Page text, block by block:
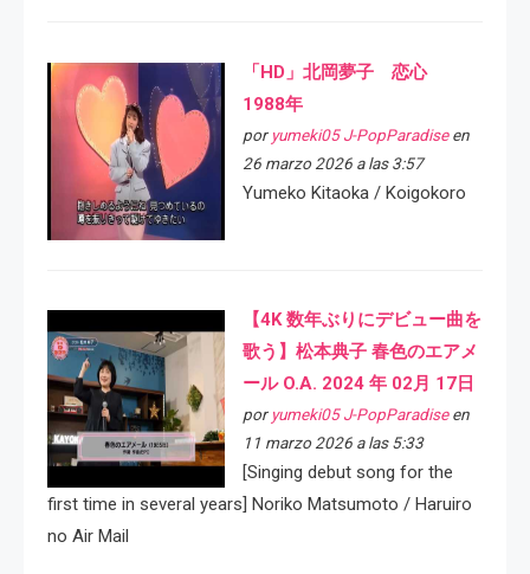
「HD」北岡夢子 恋心
1988年
por yumeki05 J-PopParadiseen
26 marzo 2026 a las 3:57
Yumeko Kitaoka / Koigokoro
【4K 数年ぶりにデビュー曲を
歌う】松本典子 春色のエアメ
ール O.A. 2024 年 02月 17日
por yumeki05 J-PopParadiseen
11 marzo 2026 a las 5:33
[Singing debut song for the
first time in several years] Noriko Matsumoto / Haruiro
no Air Mail